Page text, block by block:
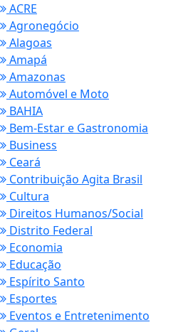
ACRE
Agronegócio
Alagoas
Amapá
Amazonas
Automóvel e Moto
BAHIA
Bem-Estar e Gastronomia
Business
Ceará
Contribuição Agita Brasil
Cultura
Direitos Humanos/Social
Distrito Federal
Economia
Educação
Espírito Santo
Esportes
Eventos e Entretenimento